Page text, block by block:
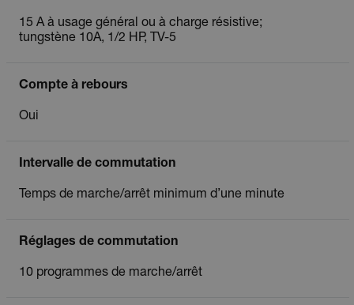
15 A à usage général ou à charge résistive;
tungstène 10A, 1/2 HP, TV-5
Compte à rebours
Oui
Intervalle de commutation
Temps de marche/arrêt minimum d’une minute
Réglages de commutation
10 programmes de marche/arrêt